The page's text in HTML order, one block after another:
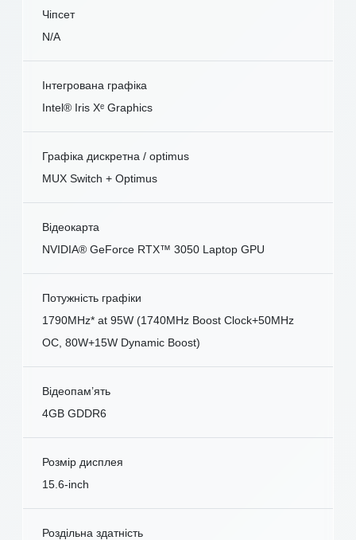
Чіпсет
N/A
Інтегрована графіка
Intel® Iris Xᵉ Graphics
Графіка дискретна / optimus
MUX Switch + Optimus
Відеокарта
NVIDIA® GeForce RTX™ 3050 Laptop GPU
Потужність графіки
1790MHz* at 95W (1740MHz Boost Clock+50MHz
OC, 80W+15W Dynamic Boost)
Відеопам’ять
4GB GDDR6
Розмір дисплея
15.6-inch
Роздільна здатність